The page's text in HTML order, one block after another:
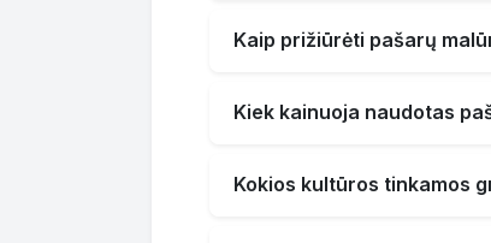
Kaip prižiūrėti pašarų
Kiek kainuoja naudotas
Kokios kultūros tinkamos